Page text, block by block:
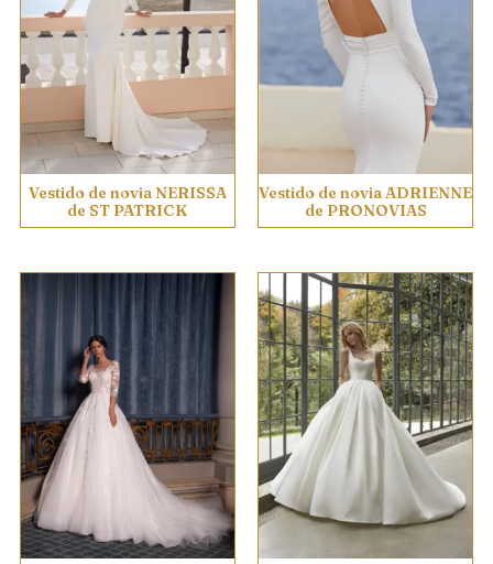
Vestido de novia NERISSA
de ST PATRICK
Vestido de novia ADRIENNE
de PRONOVIAS